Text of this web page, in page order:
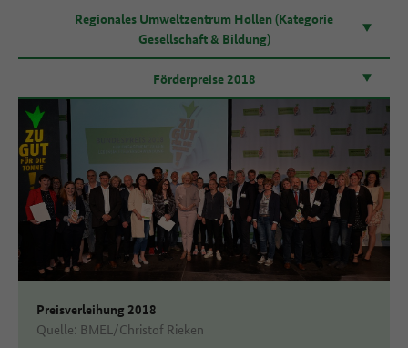
Regionales Umweltzentrum Hollen (Kategorie
Gesellschaft & Bildung)
Förderpreise 2018
Preisverleihung 2018
Quelle: BMEL/Christof Rieken